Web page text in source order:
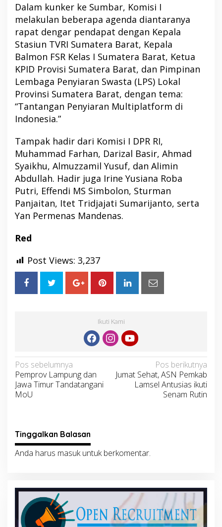
Dalam kunker ke Sumbar, Komisi I
melakulan beberapa agenda diantaranya
rapat dengar pendapat dengan Kepala
Stasiun TVRI Sumatera Barat, Kepala
Balmon FSR Kelas I Sumatera Barat, Ketua
KPID Provisi Sumatera Barat, dan Pimpinan
Lembaga Penyiaran Swasta (LPS) Lokal
Provinsi Sumatera Barat, dengan tema:
“Tantangan Penyiaran Multiplatform di
Indonesia.”
Tampak hadir dari Komisi I DPR RI,
Muhammad Farhan, Darizal Basir, Ahmad
Syaikhu, Almuzzamil Yusuf, dan Alimin
Abdullah. Hadir juga Irine Yusiana Roba
Putri, Effendi MS Simbolon, Sturman
Panjaitan, Itet Tridjajati Sumarijanto, serta
Yan Permenas Mandenas.
Red
Post Views: 3,237
Ikuti Kami
Navigasi
pos
Pos sebelumnya
Pemprov Lampung dan
Jawa Timur Tandatangani
MoU
Pos berikutnya
Jumat Sehat, ASN Pemkab
Lamsel Antusias ikuti
Senam Rutin
Tinggalkan Balasan
Anda harus masukuntuk berkomentar.